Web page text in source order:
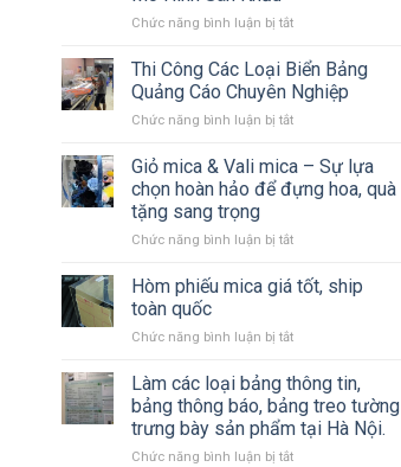
Có
Chức năng bình luận bị tắtở
vụ
Thiết
kế
&
công
Biển
Bạt,
Sự
Standee,
Sân
Thi Công Các Loại Biển Bảng
Quảng Cáo Chuyên Nghiệp
Chức năng bình luận bị tắtở
Công
Loại
Bảng
Cáo
Chuyên
Giỏ mica & Vali mica – Sự lựa
chọn hoàn hảo để đựng hoa, quà
tặng sang trọng
Chức năng bình luận bị tắtở
mica
mica
Sự
lựa
chọn
hoàn
hảo
Hòm phiếu mica giá tốt, ship
toàn quốc
Chức năng bình luận bị tắtở
phiếu
mica
giá
tốt,
ship
Làm các loại bảng thông tin,
bảng thông báo, bảng treo tường
trưng bày sản phẩm tại Hà Nội.
Chức năng bình luận bị tắtở